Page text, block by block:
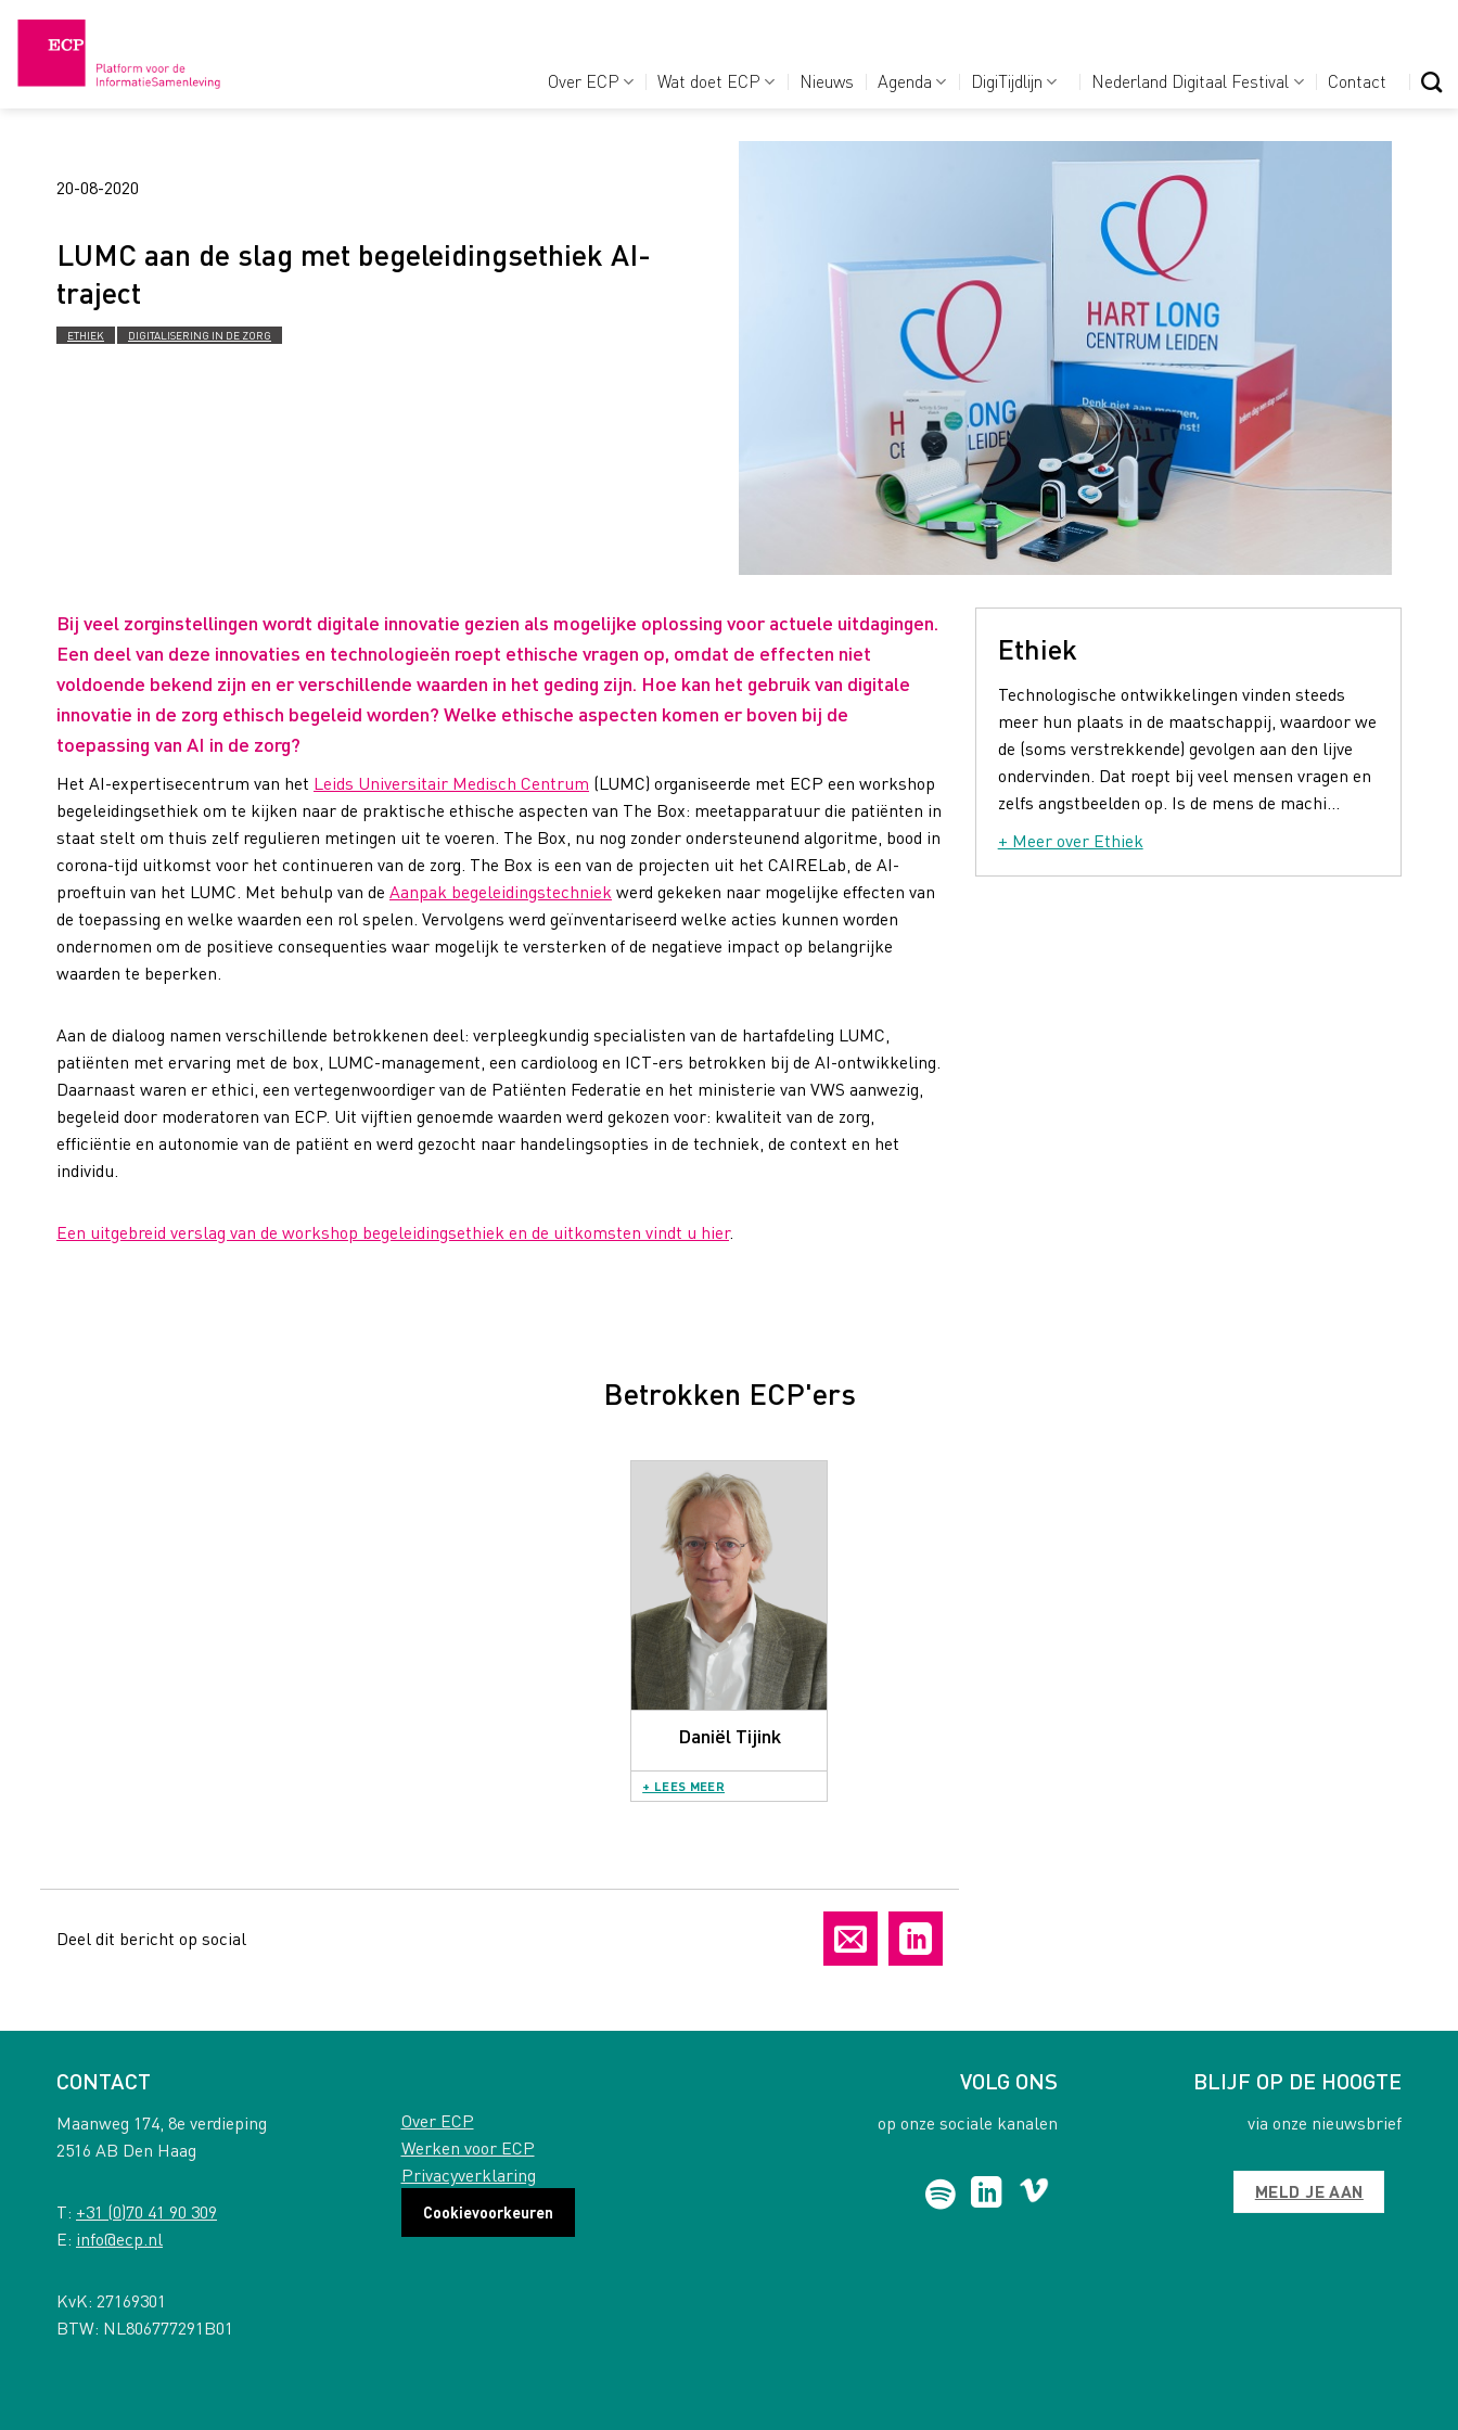
Over ECP Wat doet ECP Nieuws Agenda DigiTijdlijn Nederland Digitaal Festival Contact
20-08-2020
LUMC aan de slag met begeleidingsethiek AI-
traject
ETHIEK DIGITALISERING IN DE ZORG
Bij veel zorginstellingen wordt digitale innovatie gezien als mogelijke oplossing voor actuele uitdagingen.
Een deel van deze innovaties en technologieën roept ethische vragen op, omdat de effecten niet
voldoende bekend zijn en er verschillende waarden in het geding zijn. Hoe kan het gebruik van digitale
innovatie in de zorg ethisch begeleid worden? Welke ethische aspecten komen er boven bij de
toepassing van AI in de zorg?
Het AI-expertisecentrum van het Leids Universitair Medisch Centrum (LUMC) organiseerde met ECP een workshop
begeleidingsethiek om te kijken naar de praktische ethische aspecten van The Box: meetapparatuur die patiënten in
staat stelt om thuis zelf regulieren metingen uit te voeren. The Box, nu nog zonder ondersteunend algoritme, bood in
corona-tijd uitkomst voor het continueren van de zorg. The Box is een van de projecten uit het CAIRELab, de AI-
proeftuin van het LUMC. Met behulp van de Aanpak begeleidingstechniek werd gekeken naar mogelijke effecten van
de toepassing en welke waarden een rol spelen. Vervolgens werd geïnventariseerd welke acties kunnen worden
ondernomen om de positieve consequenties waar mogelijk te versterken of de negatieve impact op belangrijke
waarden te beperken.
Aan de dialoog namen verschillende betrokkenen deel: verpleegkundig specialisten van de hartafdeling LUMC,
patiënten met ervaring met de box, LUMC-management, een cardioloog en ICT-ers betrokken bij de AI-ontwikkeling.
Daarnaast waren er ethici, een vertegenwoordiger van de Patiënten Federatie en het ministerie van VWS aanwezig,
begeleid door moderatoren van ECP. Uit vijftien genoemde waarden werd gekozen voor: kwaliteit van de zorg,
efficiëntie en autonomie van de patiënt en werd gezocht naar handelingsopties in de techniek, de context en het
individu.
Een uitgebreid verslag van de workshop begeleidingsethiek en de uitkomsten vindt u hier.
Ethiek
Technologische ontwikkelingen vinden steeds
meer hun plaats in de maatschappij, waardoor we
de (soms verstrekkende) gevolgen aan den lijve
ondervinden. Dat roept bij veel mensen vragen en
zelfs angstbeelden op. Is de mens de machi...
+ Meer over Ethiek
Betrokken ECP'ers
Daniël Tijink
+ LEES MEER
Deel dit bericht op social
CONTACT
Maanweg 174, 8e verdieping
2516 AB Den Haag
T: +31 (0)70 41 90 309
E: info@ecp.nl
KvK: 27169301
BTW: NL806777291B01
Over ECP
Werken voor ECP
Privacyverklaring
Cookievoorkeuren
VOLG ONS
op onze sociale kanalen
BLIJF OP DE HOOGTE
via onze nieuwsbrief
MELD JE AAN